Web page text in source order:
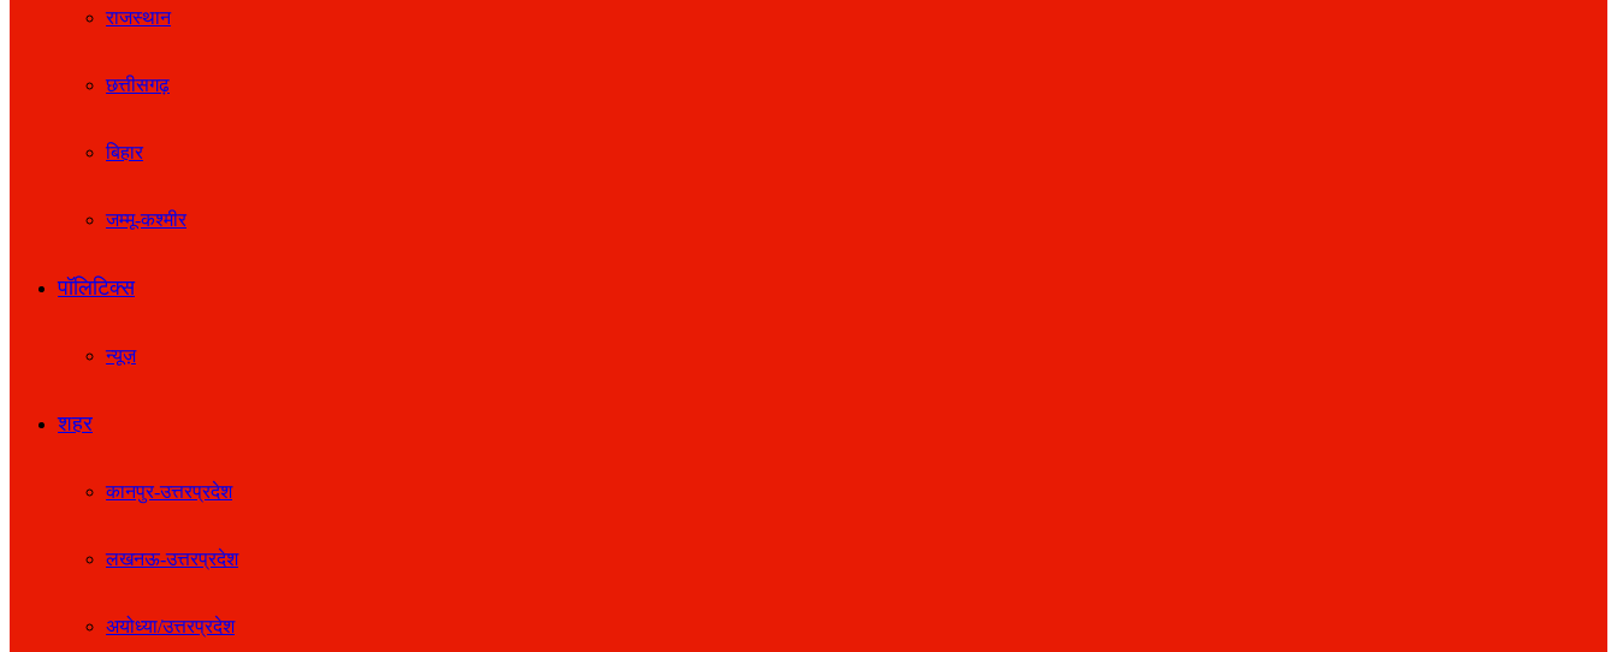
राजस्थान
छत्तीसगढ़
बिहार
जम्मू-कश्मीर
पॉलिटिक्स
न्यूज़
शहर
कानपुर-उत्तरप्रदेश
लखनऊ-उत्तरप्रदेश
अयोध्या/उत्तरप्रदेश